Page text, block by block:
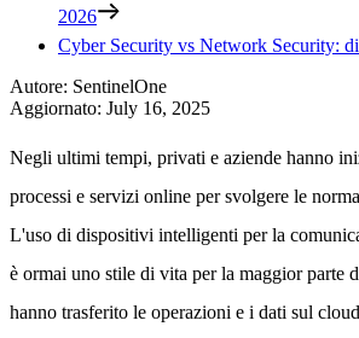
2026
Cyber Security vs Network Security:
Autore: SentinelOne
Aggiornato: July 16, 2025
Negli ultimi tempi, privati e aziende hanno
processi e servizi online per svolgere le
L'uso di dispositivi intelligenti per la
è ormai uno stile di vita per la maggior parte
hanno trasferito le operazioni e i dati sul